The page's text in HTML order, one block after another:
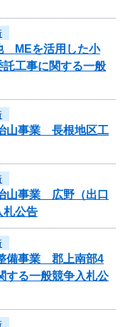
MEを活用した小
工事に関する一般
山事業 長根地区工
山事業 広野（出口
札公告
備事業 郡上南部4
る一般競争入札公